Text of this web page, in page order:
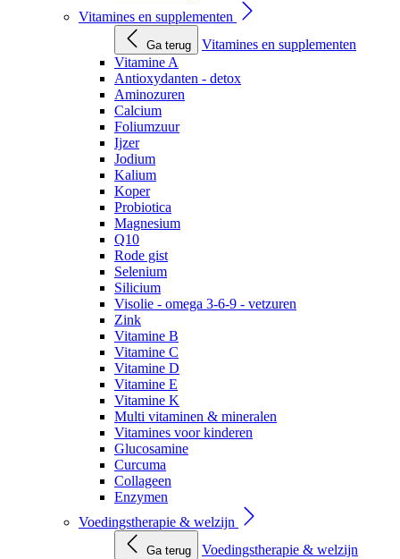
Vitamines en supplementen
Ga terug
Vitamines en supplementen
Vitamine A
Antioxydanten - detox
Aminozuren
Calcium
Foliumzuur
Ijzer
Jodium
Kalium
Koper
Probiotica
Magnesium
Q10
Rode gist
Selenium
Silicium
Visolie - omega 3-6-9 - vetzuren
Zink
Vitamine B
Vitamine C
Vitamine D
Vitamine E
Vitamine K
Multi vitaminen & mineralen
Vitamines voor kinderen
Glucosamine
Curcuma
Collageen
Enzymen
Voedingstherapie & welzijn
Ga terug
Voedingstherapie & welzijn